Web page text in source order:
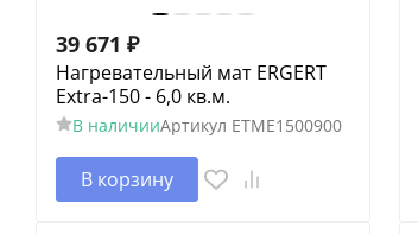
39 671 ₽
Нагревательный мат ERGERT
Extra-150 - 6,0 кв.м.
В наличииАртикул ETME1500900
В корзину